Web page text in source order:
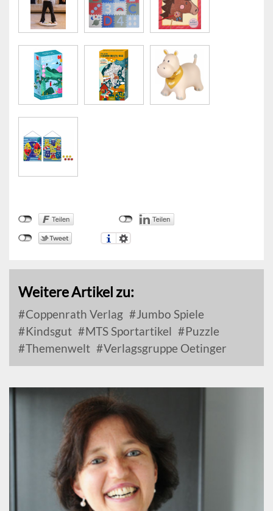
Weitere Artikel zu:
Coppenrath Verlag
Jumbo Spiele
Kindsgut
MTS Sportartikel
Puzzle
Themenwelt
Verlagsgruppe Oetinger